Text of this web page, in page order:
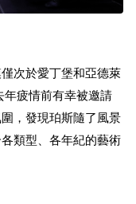
次於愛丁堡和亞德萊
年疲情前有幸被邀請
，發現珀斯隨了風景
類型、各年紀的藝術